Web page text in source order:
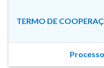
TERMO DE
Processo